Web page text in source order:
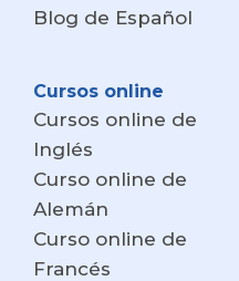
Blog de Español
Cursos online
Cursos online de
Inglés
Curso online de
Alemán
Curso online de
Francés